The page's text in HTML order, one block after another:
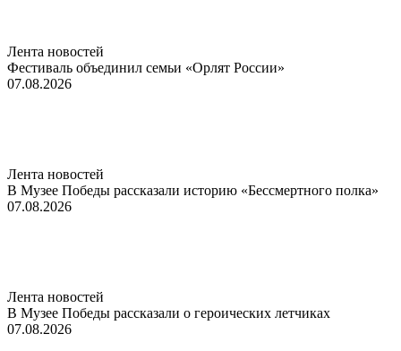
Лента новостей
Фестиваль объединил семьи «Орлят России»
07.08.2026
Лента новостей
В Музее Победы рассказали историю «Бессмертного полка»
07.08.2026
Лента новостей
В Музее Победы рассказали о героических летчиках
07.08.2026